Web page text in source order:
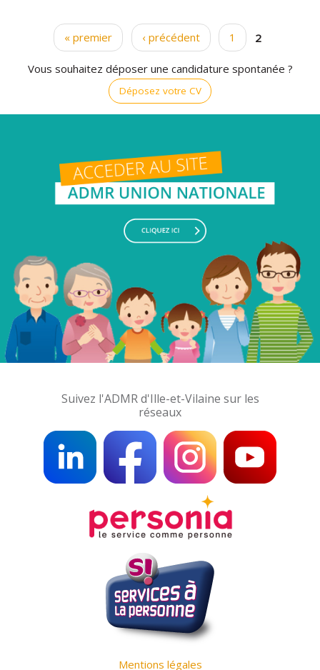
« premier ‹ précédent 1 2
Vous souhaitez déposer une candidature spontanée ?
Déposez votre CV
Suivez l'ADMR d'Ille-et-Vilaine sur les
réseaux
Mentions légales